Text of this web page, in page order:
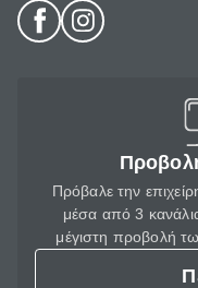
Πρόβαλε την
μέσα από 3
μέγιστη προβολή